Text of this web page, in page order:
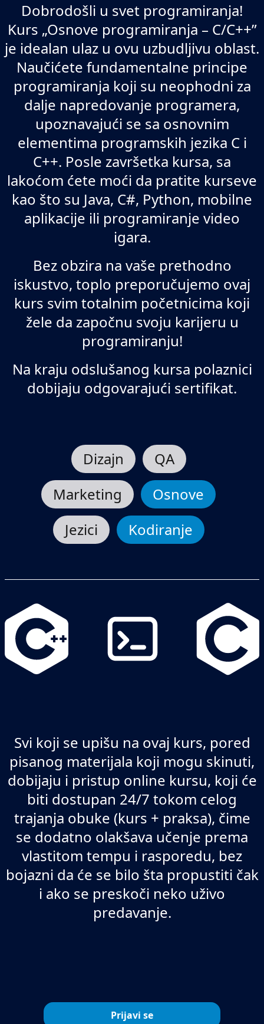
Dobrodošli u svet programiranja!
Kurs „Osnove programiranja – C/C++”
je idealan ulaz u ovu uzbudljivu oblast.
Naučićete fundamentalne principe
programiranja koji su neophodni za
dalje napredovanje programera,
upoznavajući se sa osnovnim
elementima programskih jezika C i
C++. Posle završetka kursa, sa
lakoćom ćete moći da pratite kurseve
kao što su Java, C#, Python, mobilne
aplikacije ili programiranje video
igara.
Bez obzira na vaše prethodno
iskustvo, toplo preporučujemo ovaj
kurs svim totalnim početnicima koji
žele da započnu svoju karijeru u
programiranju!
Na kraju odslušanog kursa polaznici
dobijaju odgovarajući sertifikat.
Dizajn
QA
Marketing
Osnove
Jezici
Kodiranje
Svi koji se upišu na ovaj kurs, pored
pisanog materijala koji mogu skinuti,
dobijaju i pristup online kursu, koji će
biti dostupan 24/7 tokom celog
trajanja obuke (kurs + praksa), čime
se dodatno olakšava učenje prema
vlastitom tempu i rasporedu, bez
bojazni da će se bilo šta propustiti čak
i ako se preskoči neko uživo
predavanje.
Prijavi se